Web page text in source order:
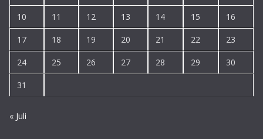
10 11 12 13 14 15 16
17 18 19 20 21 22 23
24 25 26 27 28 29 30
31
« Juli